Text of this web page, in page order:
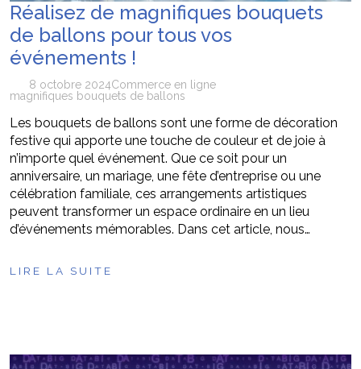
Réalisez de magnifiques bouquets
de ballons pour tous vos
événements !
8 octobre 2024Commerce en ligne
magnifiques bouquets de ballons
Les bouquets de ballons sont une forme de décoration
festive qui apporte une touche de couleur et de joie à
n’importe quel événement. Que ce soit pour un
anniversaire, un mariage, une fête d’entreprise ou une
célébration familiale, ces arrangements artistiques
peuvent transformer un espace ordinaire en un lieu
d’événements mémorables. Dans cet article, nous…
LIRE LA SUITE